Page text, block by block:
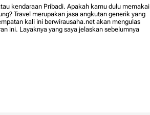
kendaraan Pribadi. Apakah kamu dulu memakai
Travel merupakan jasa angkutan generik yang
kali ini berwirausaha.net akan mengulas
ini. Layaknya yang saya jelaskan sebelumnya